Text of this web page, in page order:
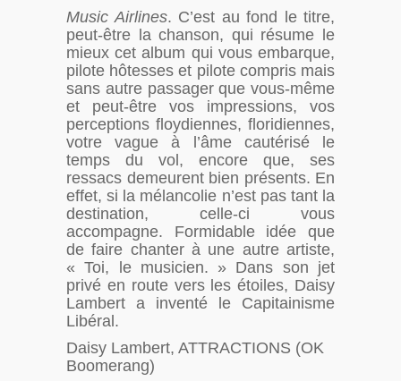
Music Airlines. C’est au fond le titre,
peut-être la chanson, qui résume le
mieux cet album qui vous embarque,
pilote hôtesses et pilote compris mais
sans autre passager que vous-même
et peut-être vos impressions, vos
perceptions floydiennes, floridiennes,
votre vague à l’âme cautérisé le
temps du vol, encore que, ses
ressacs demeurent bien présents. En
effet, si la mélancolie n’est pas tant la
destination, celle-ci vous
accompagne. Formidable idée que
de faire chanter à une autre artiste,
« Toi, le musicien. » Dans son jet
privé en route vers les étoiles, Daisy
Lambert a inventé le Capitainisme
Libéral.
Daisy Lambert, ATTRACTIONS (OK
Boomerang)